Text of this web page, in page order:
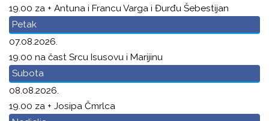
19.00 za + Antuna i Francu Varga i Đurđu Šebestijan
Petak
07.08.2026.
19.00 na čast Srcu Isusovu i Marijinu
Subota
08.08.2026.
19.00 za + Josipa Čmrlca